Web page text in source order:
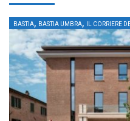
BASTIA, BASTIA UMBRA, IL CORRIERE